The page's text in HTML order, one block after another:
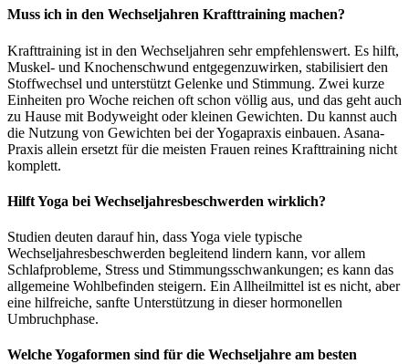
Muss ich in den Wechseljahren Krafttraining machen?
Krafttraining ist in den Wechseljahren sehr empfehlenswert. Es hilft,
Muskel- und Knochenschwund entgegenzuwirken, stabilisiert den
Stoffwechsel und unterstützt Gelenke und Stimmung. Zwei kurze
Einheiten pro Woche reichen oft schon völlig aus, und das geht auch
zu Hause mit Bodyweight oder kleinen Gewichten. Du kannst auch
die Nutzung von Gewichten bei der Yogapraxis einbauen. Asana-
Praxis allein ersetzt für die meisten Frauen reines Krafttraining nicht
komplett.
Hilft Yoga bei Wechseljahresbeschwerden wirklich?
Studien deuten darauf hin, dass Yoga viele typische
Wechseljahresbeschwerden begleitend lindern kann, vor allem
Schlafprobleme, Stress und Stimmungsschwankungen; es kann das
allgemeine Wohlbefinden steigern. Ein Allheilmittel ist es nicht, aber
eine hilfreiche, sanfte Unterstützung in dieser hormonellen
Umbruchphase.
Welche Yogaformen sind für die Wechseljahre am besten